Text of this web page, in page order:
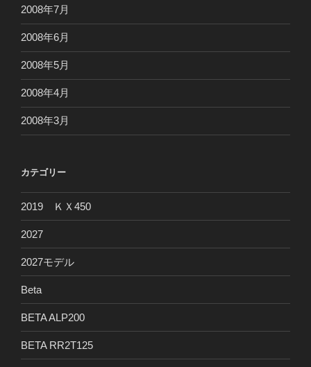
2008年7月
2008年6月
2008年5月
2008年4月
2008年3月
カテゴリー
2019 ＫＸ450
2027
2027モデル
Beta
BETA ALP200
BETA RR2T125